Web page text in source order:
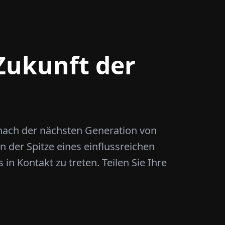
der
der nächsten Generation von
der Spitze eines einflussreichen
Kontakt zu treten. Teilen Sie Ihre